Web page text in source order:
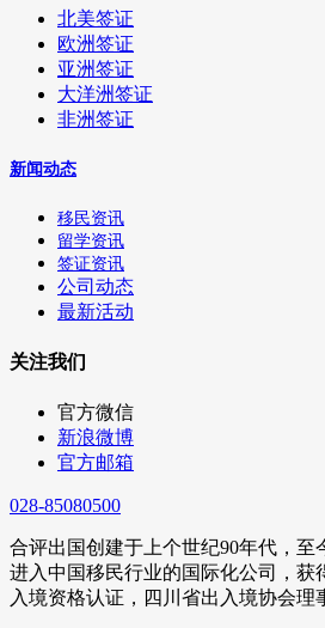
北美签证
欧洲签证
亚洲签证
大洋洲签证
非洲签证
新闻动态
移民资讯
留学资讯
签证资讯
公司动态
最新活动
关注我们
官方微信
新浪微博
官方邮箱
028-85080500
合评出国创建于上个世纪90年代，至
进入中国移民行业的国际化公司，获
入境资格认证，四川省出入境协会理